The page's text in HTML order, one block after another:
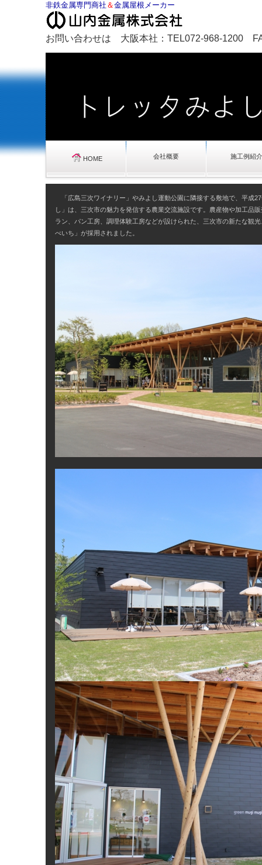
非鉄金属専門商社 ＆金属屋根メーカー
お問い合わせは 大阪本社：TEL072-968-1200
HOME 会社概要 施工例紹介
「広島三次ワイナリー」やみよし運動公園に隣接する敷地で、平成
し」は、三次市の魅力を発信する農業交流施設です。農産物や加工品
ラン、パン工房、調理体験工房などが設けられた、三次市の新たな観
べいち」が採用されました。